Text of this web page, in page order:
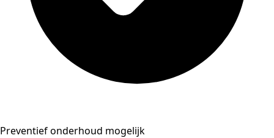
Preventief onderhoud mogelijk